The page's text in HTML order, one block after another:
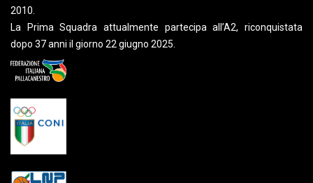
2010.
La Prima Squadra attualmente partecipa all’A2, riconquistata
dopo 37 anni il giorno 22 giugno 2025.